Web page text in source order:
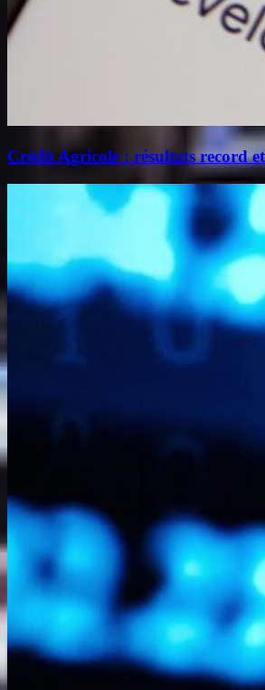
Crédit Agricole : résultats record